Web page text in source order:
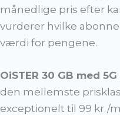
månedlige pris efter
vurderer hvilke
værdi for pengene.
OiSTER 30 GB med 5G
den mellemste
exceptionelt til 99 kr./